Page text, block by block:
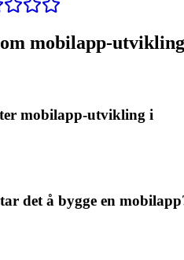
mobilapp-utvikling
mobilapp-utvikling i
det å bygge en